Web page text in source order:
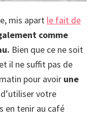
mis apart le fait de
comme
Bien que ce ne soit
il ne suffit pas de
pour avoir une
votre
en tenir au café